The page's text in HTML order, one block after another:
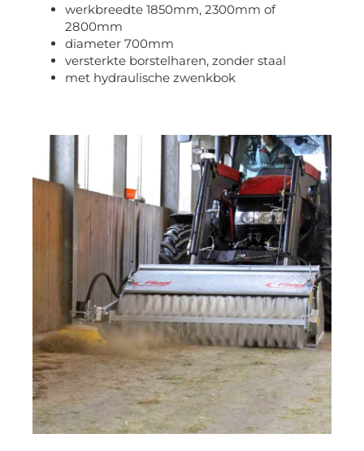
werkbreedte 1850mm, 2300mm of
2800mm
diameter 700mm
versterkte borstelharen, zonder staal
met hydraulische zwenkbok